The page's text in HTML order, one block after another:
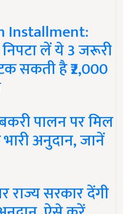
Installment:
लें ये 3 जरूरी
सकती है ₹2,000
पालन पर मिल
अनुदान, जानें
राज्य सरकार देंगी